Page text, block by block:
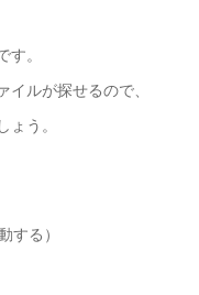
。
ルが探せるので、
う。
る）